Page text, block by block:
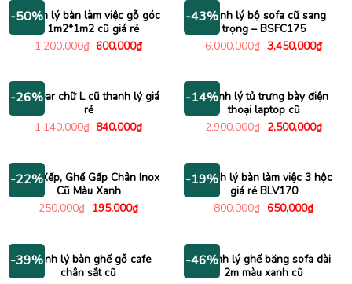
580,000₫.
-50%
Thanh lý bàn làm việc gỗ góc
L 1m2*1m2 cũ giá rẻ
1,200,000₫ Giá
600,000₫Giá
hiện
600,000₫.
-43%Thanh lý bộ sofa cũ sang
trọng – BSFC175
6,000,000₫ Giá
gốc
3,450,000₫Giá
hiện
-26%
Bàn bar chữ L cũ thanh lý giá
rẻ
1,140,000₫ Giá
840,000₫Giá
hiện
840,000₫.
-14%
Thanh lý tủ trưng bày điện
thoại laptop cũ
2,900,000₫ Giá
gốc
2,500,000₫Giá
hiện
-22%
Ghế Xếp, Ghế Gấp Chân Inox
Cũ Màu Xanh
250,000₫ Giá
195,000₫Giá
hiện
195,000₫.
-19%
Thanh lý bàn làm việc 3 hộc
giá rẻ BLV170
800,000₫ Giá
650,000₫Giá
hiện
-39%Thanh lý bàn ghế gỗ cafe
chân sắt cũ
-46%
Thanh lý ghế băng sofa dài
2m màu xanh cũ